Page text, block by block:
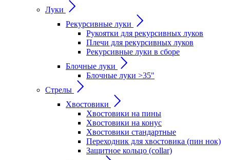
Луки
Рекурсивные луки
Рукоятки для рекурсивных луков
Плечи для рекурсивных луков
Рекурсивные луки в сборе
Блочные луки
Блочные луки >35"
Стрелы
Хвостовики
Хвостовики на пины
Хвостовики на конус
Хвостовики стандартные
Переходник для хвостовика (пин нок)
Защитное кольцо (collar)